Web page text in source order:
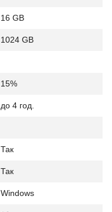
16 GB
1024 GB
15%
до 4 год.
Так
Так
Windows